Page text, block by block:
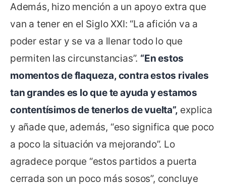
Además, hizo mención a un apoyo extra que
van a tener en el Siglo XXI: “La afición va a
poder estar y se va a llenar todo lo que
permiten las circunstancias”. “En estos
momentos de flaqueza, contra estos rivales
tan grandes es lo que te ayuda y estamos
contentísimos de tenerlos de vuelta”, explica
y añade que, además, “eso significa que poco
a poco la situación va mejorando”. Lo
agradece porque “estos partidos a puerta
cerrada son un poco más sosos”, concluye